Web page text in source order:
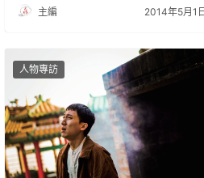
主編 2014年5月1日
人物專訪